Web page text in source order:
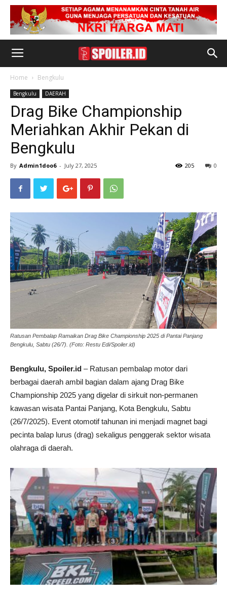
Home Bengkulu
Bengkulu DAERAH
Drag Bike Championship
Meriahkan Akhir Pekan di
Bengkulu
By Admin1doo6 - July 27, 2025 0
205
Ratusan Pembalap Ramaikan Drag Bike Championship 2025 di Pantai Panjang
Bengkulu, Sabtu (26/7). (Foto: Restu Edi/Spoiler.id)
Bengkulu, Spoiler.id – Ratusan pembalap motor dari
berbagai daerah ambil bagian dalam ajang Drag Bike
Championship 2025 yang digelar di sirkuit non-permanen
kawasan wisata Pantai Panjang, Kota Bengkulu, Sabtu
(26/7/2025). Event otomotif tahunan ini menjadi magnet bagi
pecinta balap lurus (drag) sekaligus penggerak sektor wisata
olahraga di daerah.